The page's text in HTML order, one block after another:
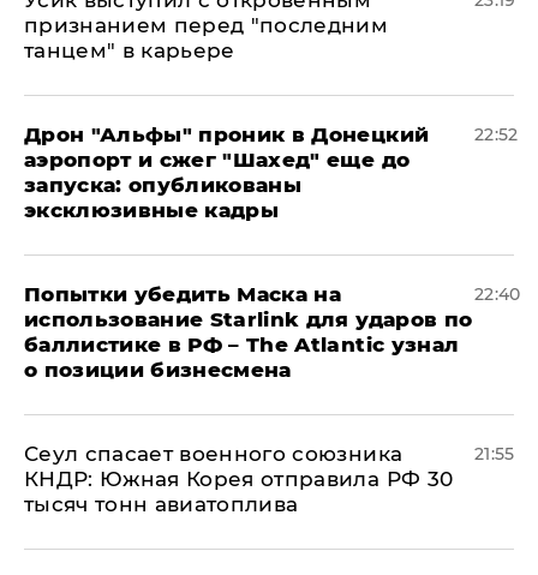
признанием перед "последним
танцем" в карьере
Дрон "Альфы" проник в Донецкий
аэропорт и сжег "Шахед" еще до
запуска: опубликованы
эксклюзивные кадры
22:52
Попытки убедить Маска на
использование Starlink для ударов по
баллистике в РФ – The Atlantic узнал
о позиции бизнесмена
22:40
​Сеул спасает военного союзника
КНДР: Южная Корея отправила РФ 30
тысяч тонн авиатоплива
21:55